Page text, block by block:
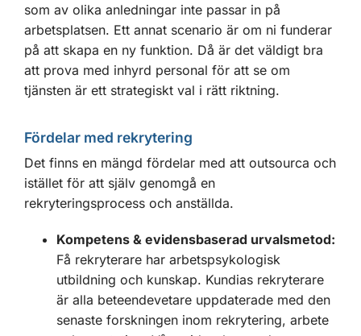
som av olika anledningar inte passar in på
arbetsplatsen. Ett annat scenario är om ni funderar
på att skapa en ny funktion. Då är det väldigt bra
att prova med inhyrd personal för att se om
tjänsten är ett strategiskt val i rätt riktning.
Fördelar med rekrytering
Det finns en mängd fördelar med att outsourca och
istället för att själv genomgå en
rekryteringsprocess och anställda.
Kompetens & evidensbaserad urvalsmetod:
Få rekryterare har arbetspsykologisk
utbildning och kunskap. Kundias rekryterare
är alla beteendevetare uppdaterade med den
senaste forskningen inom rekrytering, arbete